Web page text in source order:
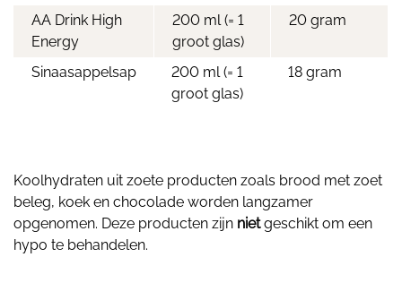
AA Drink High
Energy
200 ml (= 1
groot glas)
20 gram
Sinaasappelsap
200 ml (= 1
groot glas)
18 gram
Koolhydraten uit zoete producten zoals brood met zoet
beleg, koek en chocolade worden langzamer
opgenomen. Deze producten zijn nietgeschikt om een
hypo te behandelen.